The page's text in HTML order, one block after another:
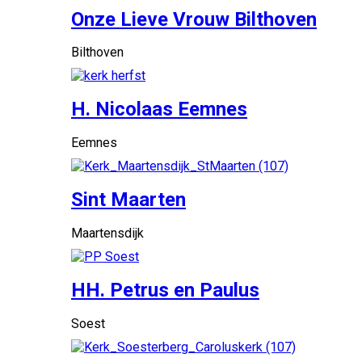
Onze Lieve Vrouw Bilthoven
Bilthoven
H. Nicolaas Eemnes
Eemnes
Sint Maarten
Maartensdijk
HH. Petrus en Paulus
Soest